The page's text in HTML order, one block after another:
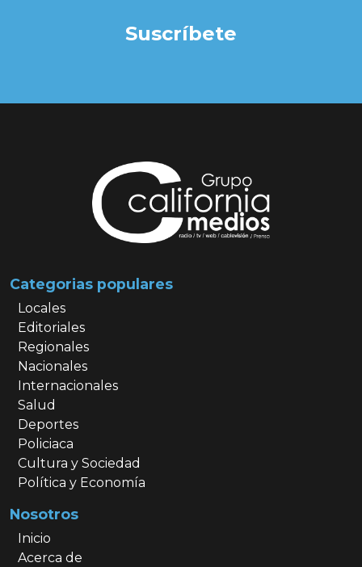
Suscríbete
Categorias populares
Locales
Editoriales
Regionales
Nacionales
Internacionales
Salud
Deportes
Policiaca
Cultura y Sociedad
Política y Economía
Nosotros
Inicio
Acerca de